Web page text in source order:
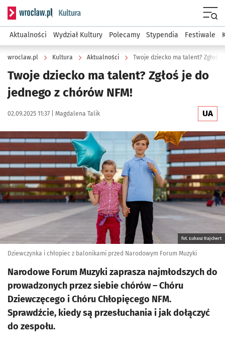
Serwis informacyjny wroclaw.pl podserwis: Kultura
Aktualności Wydział Kultury Polecamy Stypendia Festiwale
wroclaw.pl Kultura Aktualności Twoje dziecko ma talent? Zgłoś
Twoje dziecko ma talent? Zgłoś je do
jednego z chórów NFM!
Data publikacji:
02.09.2025 11:37 | Autor:
Magdalena Talik UA
Kliknij, aby powiększyć
fot. Łukasz Rajchert
Dziewczynka i chłopiec z balonikami przed Narodowym Forum Muzyki
Narodowe Forum Muzyki zaprasza najmłodszych do
prowadzonych przez siebie chórów – Chóru
Dziewczęcego i Chóru Chłopięcego NFM.
Sprawdźcie, kiedy są przesłuchania i jak dołączyć
do zespołu.